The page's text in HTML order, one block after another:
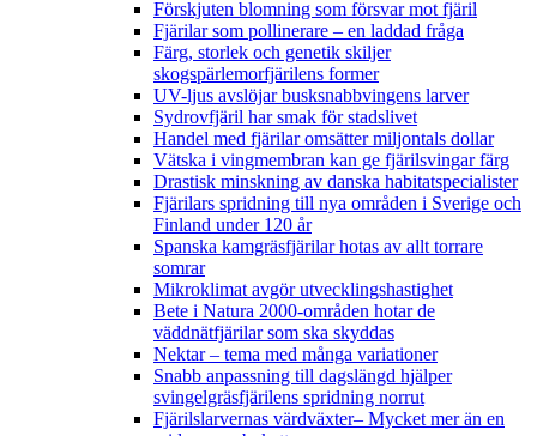
Förskjuten blomning som försvar mot fjäril
Fjärilar som pollinerare – en laddad fråga
Färg, storlek och genetik skiljer
skogspärlemorfjärilens former
UV-ljus avslöjar busksnabbvingens larver
Sydrovfjäril har smak för stadslivet
Handel med fjärilar omsätter miljontals dollar
Vätska i vingmembran kan ge fjärilsvingar färg
Drastisk minskning av danska habitatspecialister
Fjärilars spridning till nya områden i Sverige och
Finland under 120 år
Spanska kamgräsfjärilar hotas av allt torrare
somrar
Mikroklimat avgör utvecklingshastighet
Bete i Natura 2000-områden hotar de
väddnätfjärilar som ska skyddas
Nektar – tema med många variationer
Snabb anpassning till dagslängd hjälper
svingelgräsfjärilens spridning norrut
Fjärilslarvernas värdväxter– Mycket mer än en